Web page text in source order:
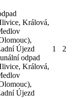
Králová,
Újezd
odpad
Králová,
Újezd
1 2